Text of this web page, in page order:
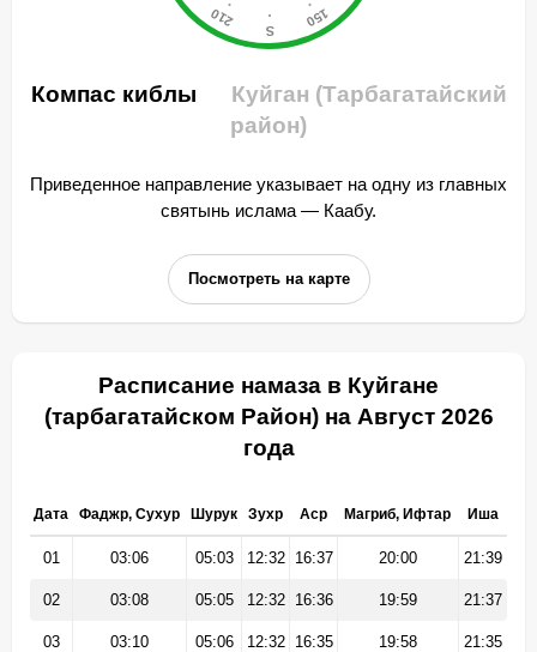
Компас киблы
Куйган (Тарбагатайский
район)
Приведенное направление указывает на одну из главных
святынь ислама — Каабу.
Посмотреть на карте
Расписание намаза в Куйгане
(тарбагатайском Район) на Август 2026
года
Дата Фаджр, Сухур Шурук Зухр Аср Магриб, Ифтар Иша
01 03:06 05:03 12:32 16:37 20:00 21:39
02 03:08 05:05 12:32 16:36 19:59 21:37
03 03:10 05:06 12:32 16:35 19:58 21:35